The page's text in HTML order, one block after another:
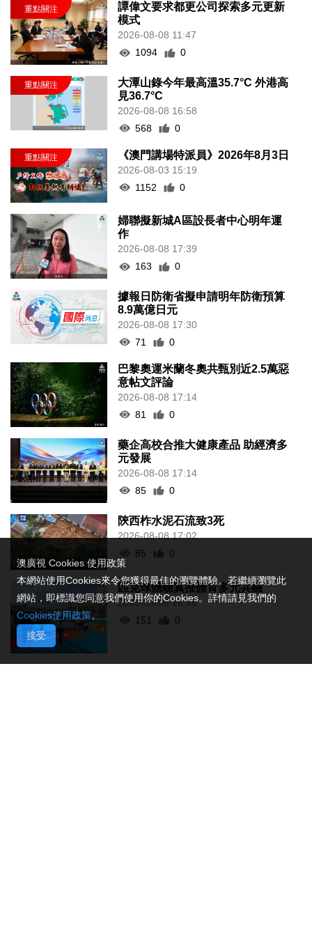
譚偉文要求都更公司探索多元更新
模式
2026-08-08 11:47
1094
0
大潭山錄今年最高溫35.7°C 外港高
見36.7°C
2026-08-08 16:58
568
0
《澳門講場特派員》2026年8月3日
2026-08-03 15:19
1152
0
婦聯擬新城A區設長者中心明年運
作
2026-08-08 17:39
163
0
據報日防衛省擬申請明年防衛預算
8.9萬億日元
2026-08-08 17:30
71
0
巴黎奧運米蘭冬奧共甄別近2.5萬惡
意帖文評論
2026-08-08 17:14
81
0
藥企高校合推大健康產品 助經濟多
元發展
2026-08-08 17:14
85
0
陝西柞水泥石流致3死
2026-08-08 17:02
85
0
匹克球體驗冀推體育多元共融
2026-08-08 16:46
151
0
澳廣視 Cookies 使用政策
本網站使用Cookies來令您獲得最佳的瀏覽體驗。若繼續瀏覽此
網站，即標識您同意我們使用你的Cookies。詳情請見我們的
Cookies使用政策。
接受